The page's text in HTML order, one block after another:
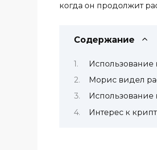
когда он продолжит
Содержание
Использование
Морис видел
Использование
Интерес к